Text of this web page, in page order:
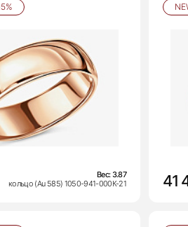
Вес:3.87
кольцо (Au 585) 1050-941-000К-21
41